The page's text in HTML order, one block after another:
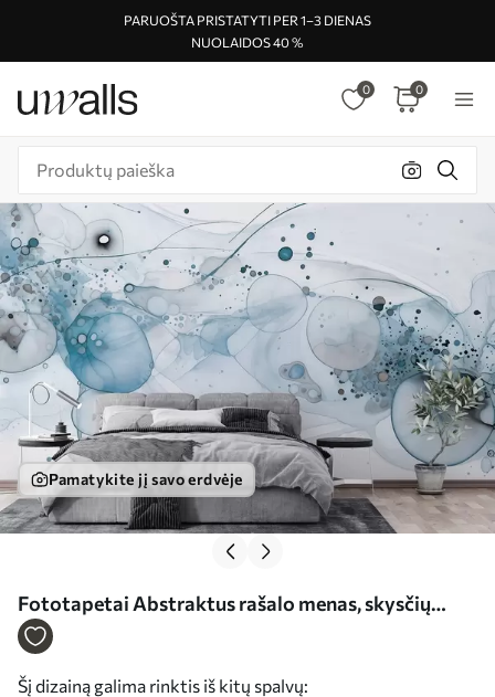
PARUOŠTA PRISTATYTI PER 1–3 DIENAS
NUOLAIDOS 40 %
0 0
Pamatykite jį savo erdvėje
Fototapetai Abstraktus rašalo menas, skysčių
Šį dizainą galima rinktis iš kitų spalvų: